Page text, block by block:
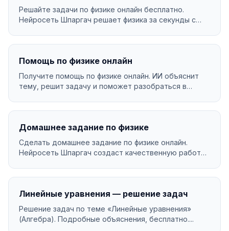
Решайте задачи по физике онлайн бесплатно.
Нейросеть Шпаргач решает физика за секунды с
Помощь по физике онлайн
Получите помощь по физике онлайн. ИИ объяснит
тему, решит задачу и поможет разобраться в
Домашнее задание по физике
Сделать домашнее задание по физике онлайн.
Нейросеть Шпаргач создаст качественную работу
Линейные уравнения — решение задач
Решение задач по теме «Линейные уравнения»
(Алгебра). Подробные объяснения, бесплатно....